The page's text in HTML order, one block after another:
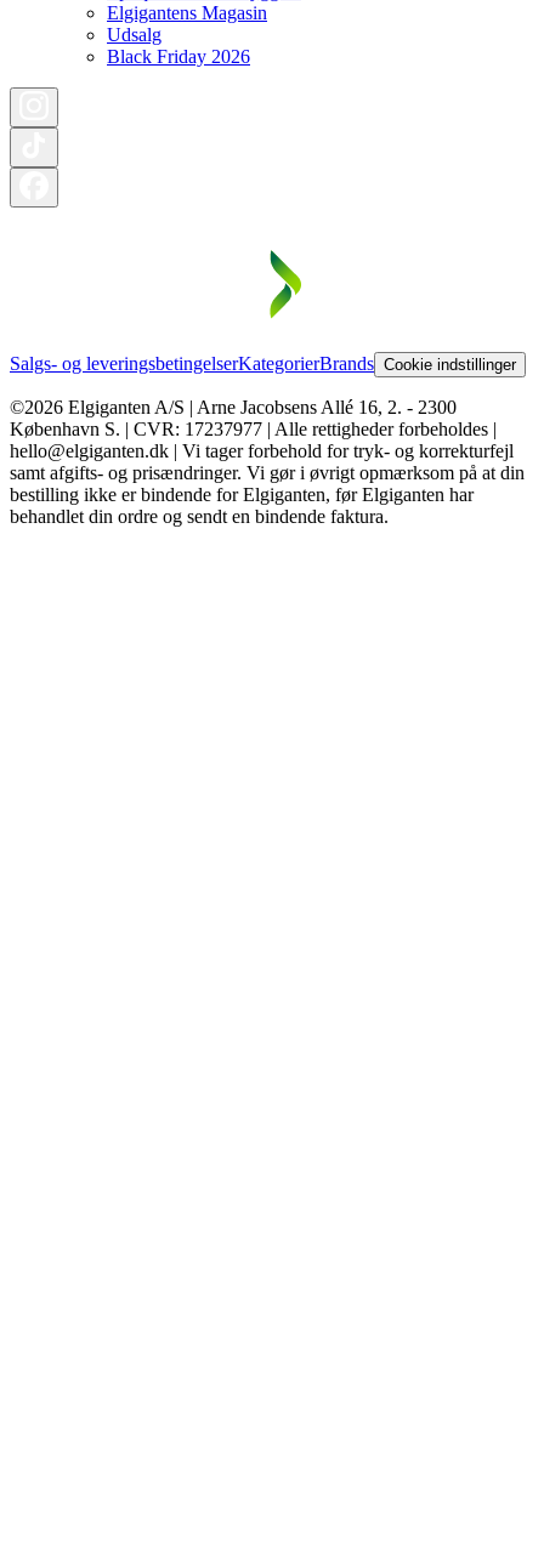
Elgigantens Magasin
Udsalg
Black Friday 2026
Salgs- og leveringsbetingelserKategorierBrands Cookie indstillinger
©2026 Elgiganten A/S | Arne Jacobsens Allé 16, 2. - 2300
København S. | CVR: 17237977 | Alle rettigheder forbeholdes |
hello@elgiganten.dk | Vi tager forbehold for tryk- og korrekturfejl
samt afgifts- og prisændringer. Vi gør i øvrigt opmærksom på at din
bestilling ikke er bindende for Elgiganten, før Elgiganten har
behandlet din ordre og sendt en bindende faktura.